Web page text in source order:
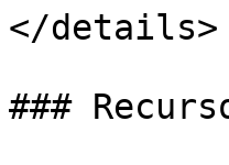
</details>
###